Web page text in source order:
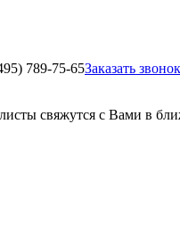
789-75-65Заказать звонок
свяжутся с Вами в